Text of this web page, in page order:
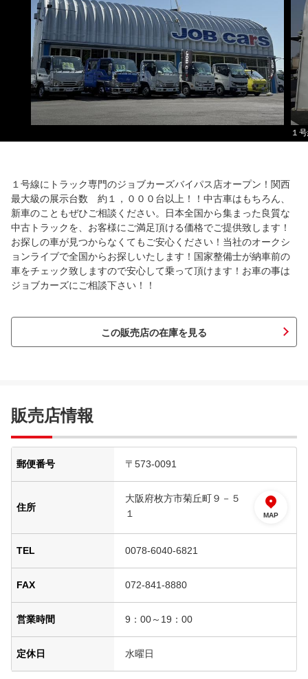
１
１号線にトラック専門のジョブカーズバイパス店オープン！関西
最大級の展示台数 約１，０００台以上！！中古車はもちろん、
新車のこともぜひご相談ください。日本全国から集まった良質な
中古トラックを、お客様にご満足頂ける価格でご提供致します！
お探しの車が見つからなくてもご安心ください！当社のオークシ
ョンライブで全国からお探しいたします！国家整備士が納車前の
車をチェック致しますので安心して乗って頂けます！お車の事は
ジョブカーズにご相談下さい！！
この販売店の在庫を見る
販売店情報
郵便番号 〒573-0091
住所
大阪府枚方市菊丘町９－５
１
MAP
TEL 0078-6040-6821
FAX 072-841-8880
営業時間 9：00～19：00
定休日 水曜日